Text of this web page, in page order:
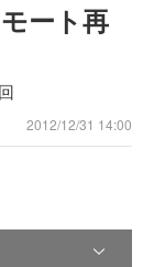
ート再
2012/12/31 14:00